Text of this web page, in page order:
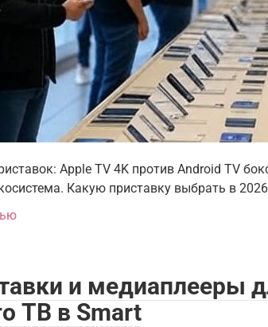
Apple TV 4K против Android TV
Какую приставку выбрать в
и медиаплееры
ТВ в Smart